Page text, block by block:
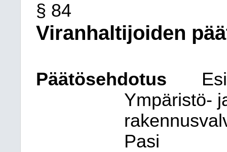
§ 84
Viranhaltijoiden
Päätösehdotus
Ympäristö-
Pasi